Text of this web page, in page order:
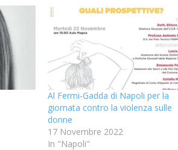
Al Fermi-Gadda di Napoli per la
giornata contro la violenza sulle
donne
17 Novembre 2022
In "Napoli"